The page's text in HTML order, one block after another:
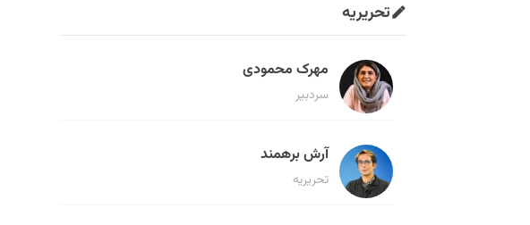
تحریریه
مهرک محمودی
سردبیر
آرش برهمند
تحریریه